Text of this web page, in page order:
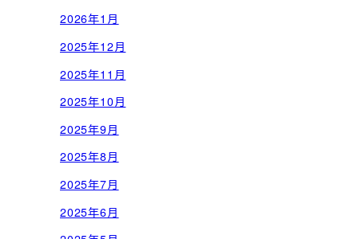
2026年1月
2025年12月
2025年11月
2025年10月
2025年9月
2025年8月
2025年7月
2025年6月